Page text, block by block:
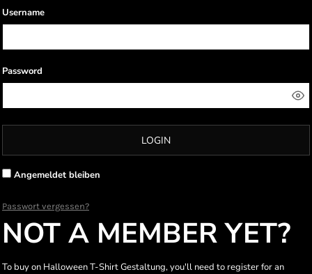
Username
Password
LOGIN
Angemeldet bleiben
Passwort vergessen?
NOT A MEMBER YET?
To buy on Halloween T-Shirt Gestaltung, you'll need to register for an